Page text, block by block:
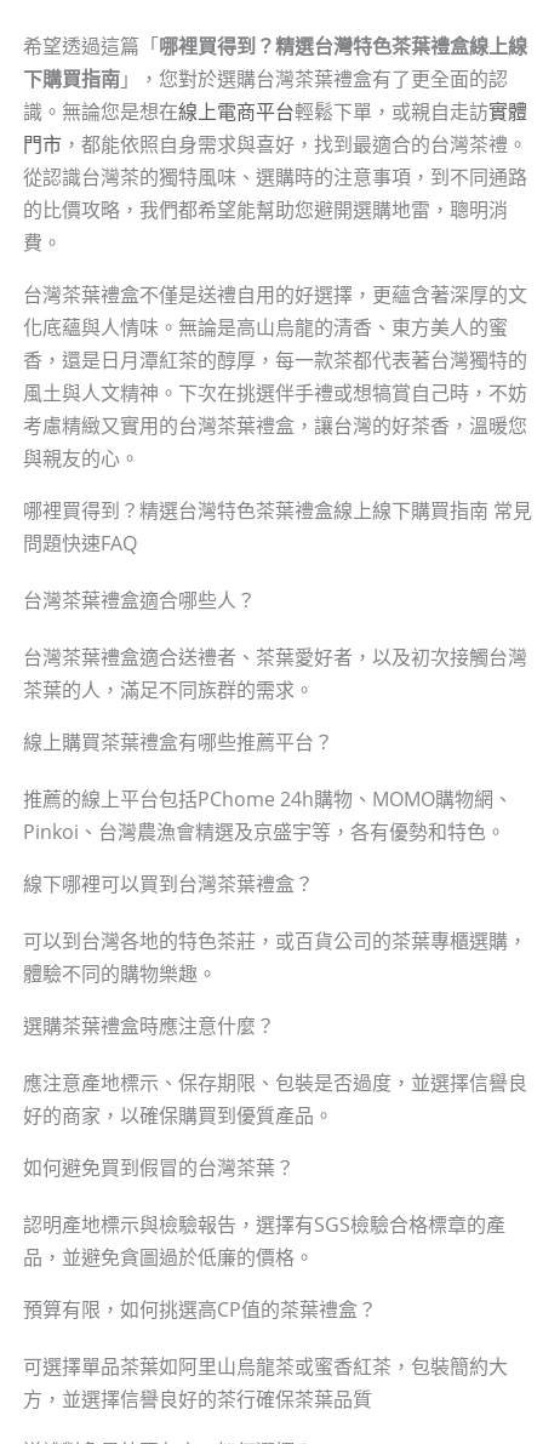
希望透過這篇「哪裡買得到？精選台灣特色茶葉禮盒線上線
下購買指南」，您對於選購台灣茶葉禮盒有了更全面的認
識。無論您是想在線上電商平台輕鬆下單，或親自走訪實體
門市，都能依照自身需求與喜好，找到最適合的台灣茶禮。
從認識台灣茶的獨特風味、選購時的注意事項，到不同通路
的比價攻略，我們都希望能幫助您避開選購地雷，聰明消
費。
台灣茶葉禮盒不僅是送禮自用的好選擇，更蘊含著深厚的文
化底蘊與人情味。無論是高山烏龍的清香、東方美人的蜜
香，還是日月潭紅茶的醇厚，每一款茶都代表著台灣獨特的
風土與人文精神。下次在挑選伴手禮或想犒賞自己時，不妨
考慮精緻又實用的台灣茶葉禮盒，讓台灣的好茶香，溫暖您
與親友的心。
哪裡買得到？精選台灣特色茶葉禮盒線上線下購買指南 常見
問題快速FAQ
台灣茶葉禮盒適合哪些人？
台灣茶葉禮盒適合送禮者、茶葉愛好者，以及初次接觸台灣
茶葉的人，滿足不同族群的需求。
線上購買茶葉禮盒有哪些推薦平台？
推薦的線上平台包括PChome 24h購物、MOMO購物網、
Pinkoi、台灣農漁會精選及京盛宇等，各有優勢和特色。
線下哪裡可以買到台灣茶葉禮盒？
可以到台灣各地的特色茶莊，或百貨公司的茶葉專櫃選購，
體驗不同的購物樂趣。
選購茶葉禮盒時應注意什麼？
應注意產地標示、保存期限、包裝是否過度，並選擇信譽良
好的商家，以確保購買到優質產品。
如何避免買到假冒的台灣茶葉？
認明產地標示與檢驗報告，選擇有SGS檢驗合格標章的產
品，並避免貪圖過於低廉的價格。
預算有限，如何挑選高CP值的茶葉禮盒？
可選擇單品茶葉如阿里山烏龍茶或蜜香紅茶，包裝簡約大
方，並選擇信譽良好的茶行確保茶葉品質